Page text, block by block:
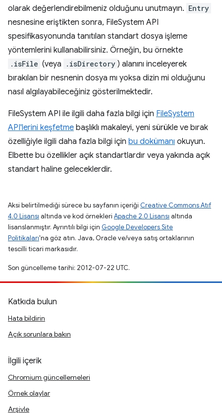
olarak değerlendirebilmeniz olduğunu unutmayın. Entry
nesnesine eriştikten sonra, FileSystem API
spesifikasyonunda tanıtılan standart dosya işleme
yöntemlerini kullanabilirsiniz. Örneğin, bu örnekte
.isFile (veya .isDirectory ) alanını inceleyerek
bırakılan bir nesnenin dosya mı yoksa dizin mi olduğunu
nasıl algılayabileceğiniz gösterilmektedir.
FileSystem API ile ilgili daha fazla bilgi için FileSystem
API'lerini keşfetme başlıklı makaleyi, yeni sürükle ve bırak
özelliğiyle ilgili daha fazla bilgi için bu dokümanı okuyun.
Elbette bu özellikler açık standartlardır veya yakında açık
standart haline geleceklerdir.
Aksi belirtilmediği sürece bu sayfanın içeriği Creative Commons Atıf
4.0 Lisansı altında ve kod örnekleri Apache 2.0 Lisansı altında
lisanslanmıştır. Ayrıntılı bilgi için Google Developers Site
Politikaları'na göz atın. Java, Oracle ve/veya satış ortaklarının
tescilli ticari markasıdır.
Son güncelleme tarihi: 2012-07-22 UTC.
Katkıda bulun
Hata bildirin
Açık sorunlara bakın
İlgili içerik
Chromium güncellemeleri
Örnek olaylar
Arşivle